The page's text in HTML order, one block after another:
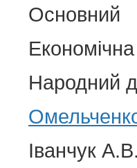
Основний
Народний
Іванчук